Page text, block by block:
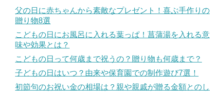
父の日に赤ちゃんから素敵なプレゼント！喜ぶ手作りの
贈り物8選
こどもの日にお風呂に入れる葉っぱ！菖蒲湯を入れる意
味や効果とは？
こどもの日って何歳まで祝うの？贈り物も何歳まで？
子どもの日はいつ？由来や保育園での制作遊び7選！
初節句のお祝い金の相場は？親や親戚が贈る金額とのし